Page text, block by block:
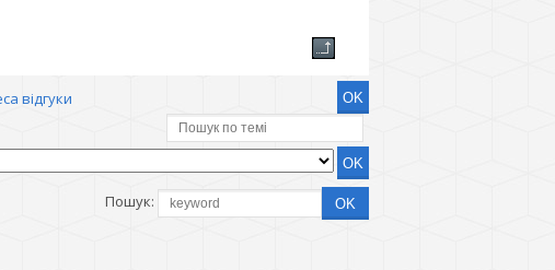
відгуки
Пошук: